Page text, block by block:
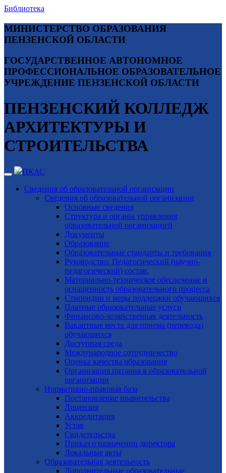
Библиотека
МИНИСТЕРСТВО ОБРАЗОВАНИЯ
ПЕНЗЕНСКОЙ ОБЛАСТИ
ГОСУДАРСТВЕННОЕ АВТОНОМНОЕ
ПРОФЕССИОНАЛЬНОЕ ОБРАЗОВАТЕЛЬНОЕ
УЧРЕЖДЕНИЕ ПЕНЗЕНСКОЙ ОБЛАСТИ
ПЕНЗЕНСКИЙ КОЛЛЕДЖ
АРХИТЕКТУРЫ И
СТРОИТЕЛЬСТВА
ПКАС
Сведения об образовательной организации
Сведения об образовательной организации
Основные сведения
Структура и органы управления
образовательной организацией
Документы
Образование
Образовательные стандарты и требования
Руководство. Педагогический (научно-
педагогический) состав.
Материально-техническое обеспечение и
оснащенность образовательного процесса
Стипендии и меры поддержки обучающихся
Платные образовательные услуги
Финансово-хозяйственная деятельность
Вакантные места для приема (перевода)
обучающихся
Доступная среда
Международное сотрудничество
Оценка качества образования
Организация питания в образовательной
организации
Нормативно-правовая база
Постановление правительства
Лицензия
Аккредитация
Устав
Свидетельства
Приказ о назначении директора
Локальные акты
Образовательная деятельность
Дополнительные образовательные